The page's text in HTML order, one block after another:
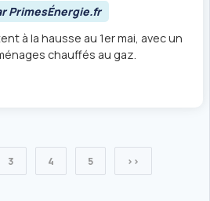
PrimesÉnergie.fr
à la hausse au 1er mai, avec un
chauffés au gaz.
3 4 5 >>